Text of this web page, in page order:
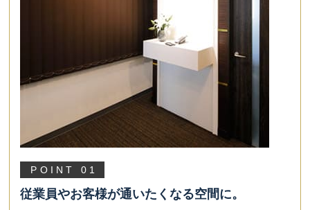
POINT 01
従業員やお客様が通いたくなる空間に。